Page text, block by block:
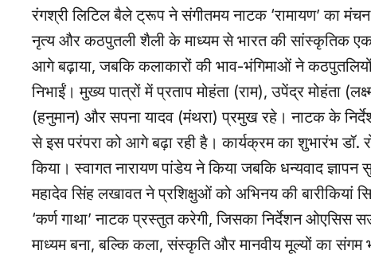
रंगश्री लिटिल बैले ट्रूप ने संगीतमय नाटक ‘रामायण’ का
नृत्य और कठपुतली शैली के माध्यम से भारत की सांस्कृतिक
आगे बढ़ाया, जबकि कलाकारों की भाव-भंगिमाओं ने
निभाईं। मुख्य पात्रों में प्रताप मोहंता (राम), उपेंद्र मोहंता
(हनुमान) और सपना यादव (मंथरा) प्रमुख रहे। नाटक के
से इस परंपरा को आगे बढ़ा रही है। कार्यक्रम का शुभारंभ
किया। स्वागत नारायण पांडेय ने किया जबकि धन्यवाद ज्ञापन
महादेव सिंह लखावत ने प्रशिक्षुओं को अभिनय की
‘कर्ण गाथा’ नाटक प्रस्तुत करेगी, जिसका निर्देशन
माध्यम बना, बल्कि कला, संस्कृति और मानवीय मूल्यों का संगम